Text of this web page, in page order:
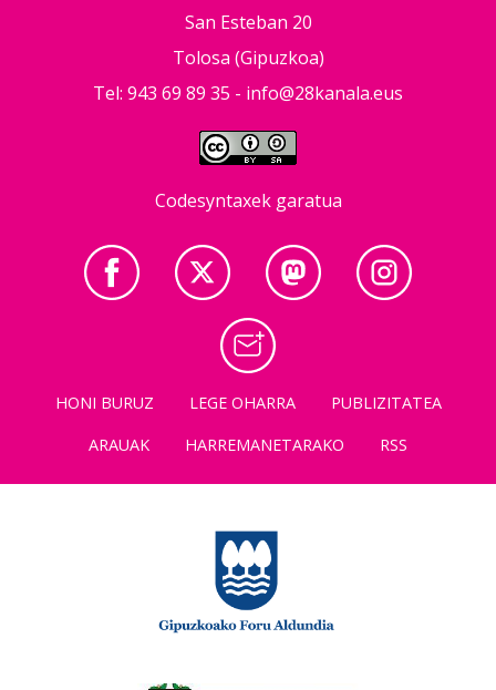
San Esteban 20
Tolosa (Gipuzkoa)
Tel: 943 69 89 35 - info@28kanala.eus
Codesyntaxek garatua
HONI BURUZ LEGE OHARRA
PUBLIZITATEA
ARAUAK
HARREMANETARAKO RSS